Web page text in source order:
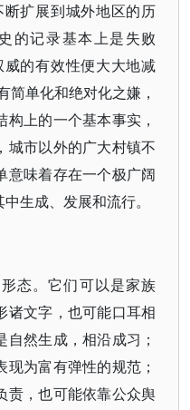
扩展到城外地区的历
的记录基本上是失败
的有效性便大大地减
简单化和绝对化之嫌，
上的一个基本事实，
城市以外的广大村镇不
意味着存在一个极广阔
生成、发展和流行。
态。它们可以是家族
诸文字，也可能口耳相
然生成，相沿成习；
为富有弹性的规范；
责，也可能依靠公众舆